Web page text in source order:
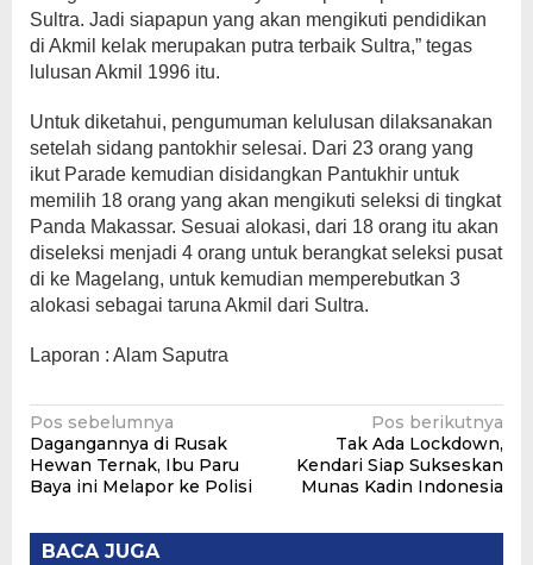
Sultra. Jadi siapapun yang akan mengikuti pendidikan
di Akmil kelak merupakan putra terbaik Sultra,” tegas
lulusan Akmil 1996 itu.
Untuk diketahui, pengumuman kelulusan dilaksanakan
setelah sidang pantokhir selesai. Dari 23 orang yang
ikut Parade kemudian disidangkan Pantukhir untuk
memilih 18 orang yang akan mengikuti seleksi di tingkat
Panda Makassar. Sesuai alokasi, dari 18 orang itu akan
diseleksi menjadi 4 orang untuk berangkat seleksi pusat
di ke Magelang, untuk kemudian memperebutkan 3
alokasi sebagai taruna Akmil dari Sultra.
Laporan : Alam Saputra
Navigasi
pos
Pos sebelumnya
Dagangannya di Rusak
Hewan Ternak, Ibu Paru
Baya ini Melapor ke Polisi
Pos berikutnya
Tak Ada Lockdown,
Kendari Siap Sukseskan
Munas Kadin Indonesia
BACA JUGA